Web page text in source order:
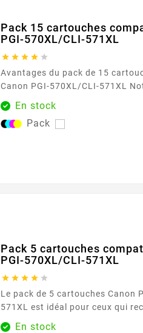
Pack 15 cartouches
PGI-570XL/CLI-571XL
    
Avantages du pack de 15
Canon PGI-570XL/CLI-571XL Notre pack de 15
cartouches compatibles Canon
571XL est conçu pour répondre aux besoins des
utilisateurs intensifs
En stock
Pack
Pack 5 cartouches
PGI-570XL/CLI-571XL
    
Le pack de 5 cartouches Canon
571XL est idéal pour ceux qui
solution complète pour leurs
En stock